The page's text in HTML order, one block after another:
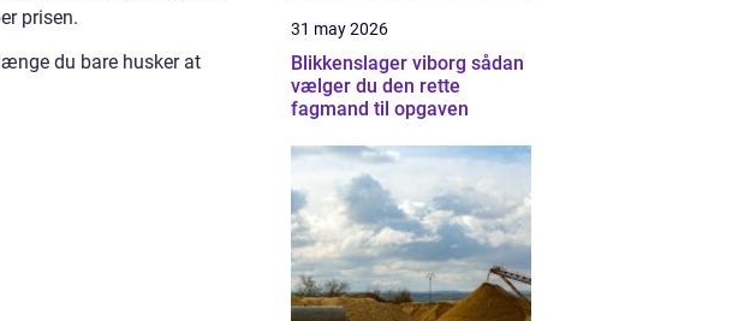
prisen.
du bare husker at
31 may 2026
Blikkenslager viborg sådan
vælger du den rette
fagmand til opgaven